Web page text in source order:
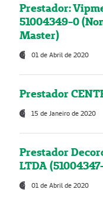
Prestador:
51004349-0
Master)
01 de Abril de 2020
Prestador
15 de Janeiro de 2020
Prestador
LTDA
01 de Abril de 2020